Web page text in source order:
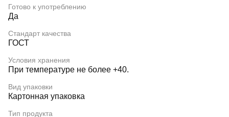
Готово к употреблению
Да
Стандарт качества
ГОСТ
Условия хранения
При температуре не более +40.
Вид упаковки
Картонная упаковка
Тип продукта